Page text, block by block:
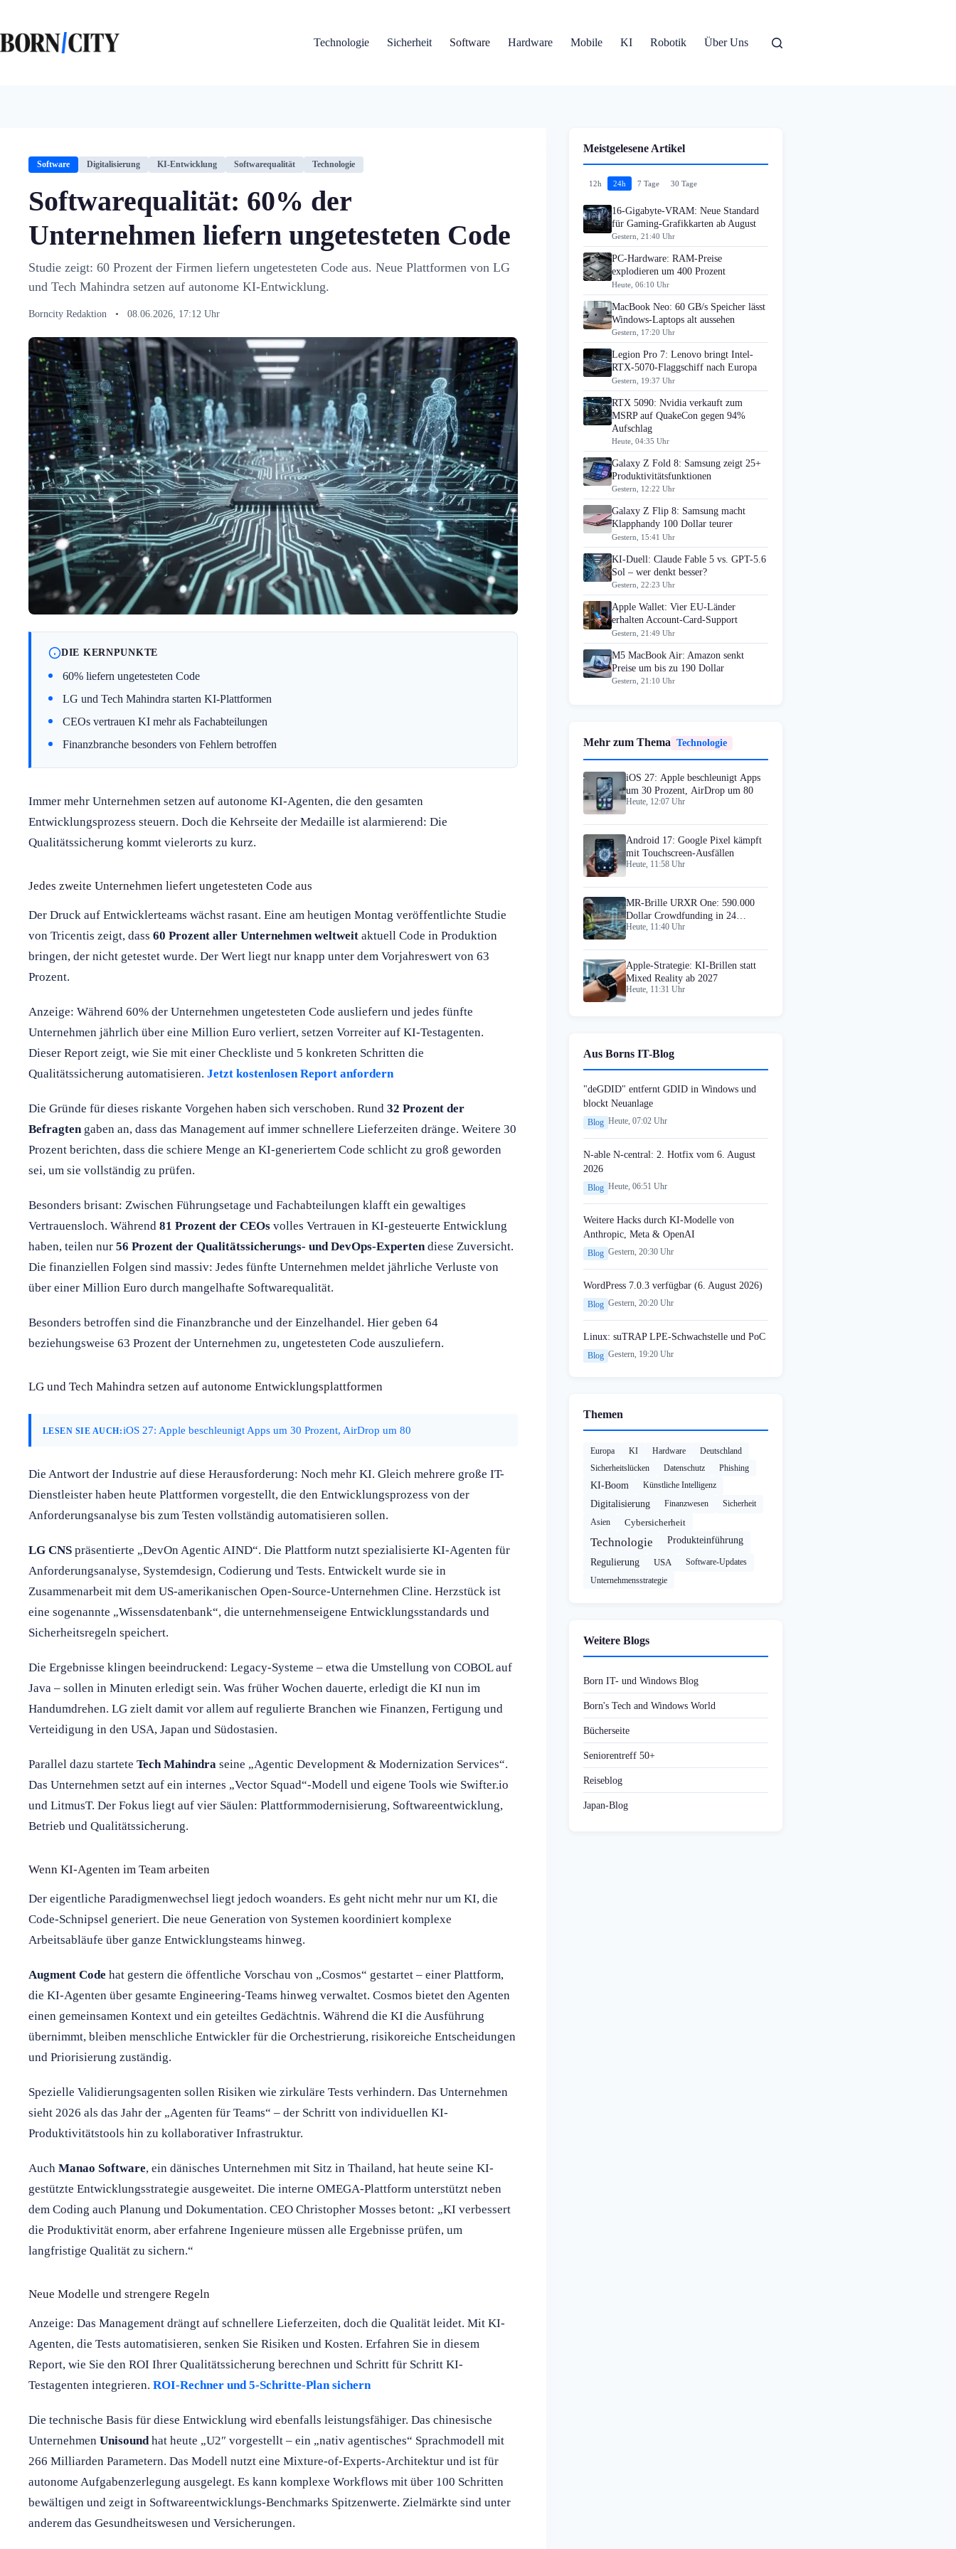
springen
Technologie
Sicherheit Software Hardware Mobile KI Robotik Über Uns
Software Digitalisierung KI-Entwicklung Softwarequalität Technologie
Softwarequalität: 60% der
Unternehmen liefern ungetesteten Code
Studie zeigt: 60 Prozent der Firmen liefern ungetesteten Code aus. Neue Plattformen von LG
und Tech Mahindra setzen auf autonome KI-Entwicklung.
Borncity Redaktion • 08.06.2026, 17:12 Uhr
DIE KERNPUNKTE
60% liefern ungetesteten Code
LG und Tech Mahindra starten KI-Plattformen
CEOs vertrauen KI mehr als Fachabteilungen
Finanzbranche besonders von Fehlern betroffen
Immer mehr Unternehmen setzen auf autonome KI-Agenten, die den gesamten
Entwicklungsprozess steuern. Doch die Kehrseite der Medaille ist alarmierend: Die
Qualitätssicherung kommt vielerorts zu kurz.
Jedes zweite Unternehmen liefert ungetesteten Code aus
Der Druck auf Entwicklerteams wächst rasant. Eine am heutigen Montag veröffentlichte Studie
von Tricentis zeigt, dass 60 Prozent aller Unternehmen weltweit aktuell Code in Produktion
bringen, der nicht getestet wurde. Der Wert liegt nur knapp unter dem Vorjahreswert von 63
Prozent.
Anzeige: Während 60% der Unternehmen ungetesteten Code ausliefern und jedes fünfte
Unternehmen jährlich über eine Million Euro verliert, setzen Vorreiter auf KI-Testagenten.
Dieser Report zeigt, wie Sie mit einer Checkliste und 5 konkreten Schritten die
Qualitätssicherung automatisieren. Jetzt kostenlosen Report anfordern
Die Gründe für dieses riskante Vorgehen haben sich verschoben. Rund 32 Prozent der
Befragten gaben an, dass das Management auf immer schnellere Lieferzeiten dränge. Weitere 30
Prozent berichten, dass die schiere Menge an KI-generiertem Code schlicht zu groß geworden
sei, um sie vollständig zu prüfen.
Besonders brisant: Zwischen Führungsetage und Fachabteilungen klafft ein gewaltiges
Vertrauensloch. Während 81 Prozent der CEOs volles Vertrauen in KI-gesteuerte Entwicklung
haben, teilen nur 56 Prozent der Qualitätssicherungs- und DevOps-Experten diese Zuversicht.
Die finanziellen Folgen sind massiv: Jedes fünfte Unternehmen meldet jährliche Verluste von
über einer Million Euro durch mangelhafte Softwarequalität.
Besonders betroffen sind die Finanzbranche und der Einzelhandel. Hier geben 64
beziehungsweise 63 Prozent der Unternehmen zu, ungetesteten Code auszuliefern.
LG und Tech Mahindra setzen auf autonome Entwicklungsplattformen
LESEN SIE AUCH:iOS 27: Apple beschleunigt Apps um 30 Prozent, AirDrop um 80
Die Antwort der Industrie auf diese Herausforderung: Noch mehr KI. Gleich mehrere große IT-
Dienstleister haben heute Plattformen vorgestellt, die den Entwicklungsprozess von der
Anforderungsanalyse bis zum Testen vollständig automatisieren sollen.
LG CNS präsentierte „DevOn Agentic AIND“. Die Plattform nutzt spezialisierte KI-Agenten für
Anforderungsanalyse, Systemdesign, Codierung und Tests. Entwickelt wurde sie in
Zusammenarbeit mit dem US-amerikanischen Open-Source-Unternehmen Cline. Herzstück ist
eine sogenannte „Wissensdatenbank“, die unternehmenseigene Entwicklungsstandards und
Sicherheitsregeln speichert.
Die Ergebnisse klingen beeindruckend: Legacy-Systeme – etwa die Umstellung von COBOL auf
Java – sollen in Minuten erledigt sein. Was früher Wochen dauerte, erledigt die KI nun im
Handumdrehen. LG zielt damit vor allem auf regulierte Branchen wie Finanzen, Fertigung und
Verteidigung in den USA, Japan und Südostasien.
Parallel dazu startete Tech Mahindra seine „Agentic Development & Modernization Services“.
Das Unternehmen setzt auf ein internes „Vector Squad“-Modell und eigene Tools wie Swifter.io
und LitmusT. Der Fokus liegt auf vier Säulen: Plattformmodernisierung, Softwareentwicklung,
Betrieb und Qualitätssicherung.
Wenn KI-Agenten im Team arbeiten
Der eigentliche Paradigmenwechsel liegt jedoch woanders. Es geht nicht mehr nur um KI, die
Code-Schnipsel generiert. Die neue Generation von Systemen koordiniert komplexe
Arbeitsabläufe über ganze Entwicklungsteams hinweg.
Augment Code hat gestern die öffentliche Vorschau von „Cosmos“ gestartet – einer Plattform,
die KI-Agenten über gesamte Engineering-Teams hinweg verwaltet. Cosmos bietet den Agenten
einen gemeinsamen Kontext und ein geteiltes Gedächtnis. Während die KI die Ausführung
übernimmt, bleiben menschliche Entwickler für die Orchestrierung, risikoreiche Entscheidungen
und Priorisierung zuständig.
Spezielle Validierungsagenten sollen Risiken wie zirkuläre Tests verhindern. Das Unternehmen
sieht 2026 als das Jahr der „Agenten für Teams“ – der Schritt von individuellen KI-
Produktivitätstools hin zu kollaborativer Infrastruktur.
Auch Manao Software, ein dänisches Unternehmen mit Sitz in Thailand, hat heute seine KI-
gestützte Entwicklungsstrategie ausgeweitet. Die interne OMEGA-Plattform unterstützt neben
dem Coding auch Planung und Dokumentation. CEO Christopher Mosses betont: „KI verbessert
die Produktivität enorm, aber erfahrene Ingenieure müssen alle Ergebnisse prüfen, um
langfristige Qualität zu sichern.“
Neue Modelle und strengere Regeln
Anzeige: Das Management drängt auf schnellere Lieferzeiten, doch die Qualität leidet. Mit KI-
Agenten, die Tests automatisieren, senken Sie Risiken und Kosten. Erfahren Sie in diesem
Report, wie Sie den ROI Ihrer Qualitätssicherung berechnen und Schritt für Schritt KI-
Testagenten integrieren. ROI-Rechner und 5-Schritte-Plan sichern
Die technische Basis für diese Entwicklung wird ebenfalls leistungsfähiger. Das chinesische
Unternehmen Unisound hat heute „U2″ vorgestellt – ein „nativ agentisches“ Sprachmodell mit
266 Milliarden Parametern. Das Modell nutzt eine Mixture-of-Experts-Architektur und ist für
autonome Aufgabenzerlegung ausgelegt. Es kann komplexe Workflows mit über 100 Schritten
bewältigen und zeigt in Softwareentwicklungs-Benchmarks Spitzenwerte. Zielmärkte sind unter
anderem das Gesundheitswesen und Versicherungen.
Meistgelesene Artikel
12h 24h 7 Tage 30 Tage
16-Gigabyte-VRAM: Neue Standard
für Gaming-Grafikkarten ab August
Gestern, 21:40 Uhr
PC-Hardware: RAM-Preise
explodieren um 400 Prozent
Heute, 06:10 Uhr
MacBook Neo: 60 GB/s Speicher lässt
Windows-Laptops alt aussehen
Gestern, 17:20 Uhr
Legion Pro 7: Lenovo bringt Intel-
RTX-5070-Flaggschiff nach Europa
Gestern, 19:37 Uhr
RTX 5090: Nvidia verkauft zum
MSRP auf QuakeCon gegen 94%
Aufschlag
Heute, 04:35 Uhr
Galaxy Z Fold 8: Samsung zeigt 25+
Produktivitätsfunktionen
Gestern, 12:22 Uhr
Galaxy Z Flip 8: Samsung macht
Klapphandy 100 Dollar teurer
Gestern, 15:41 Uhr
KI-Duell: Claude Fable 5 vs. GPT-5.6
Sol – wer denkt besser?
Gestern, 22:23 Uhr
Apple Wallet: Vier EU-Länder
erhalten Account-Card-Support
Gestern, 21:49 Uhr
M5 MacBook Air: Amazon senkt
Preise um bis zu 190 Dollar
Gestern, 21:10 Uhr
Mehr zum Thema Technologie
iOS 27: Apple beschleunigt Apps
um 30 Prozent, AirDrop um 80
Heute, 12:07 Uhr
Android 17: Google Pixel kämpft
mit Touchscreen-Ausfällen
Heute, 11:58 Uhr
MR-Brille URXR One: 590.000
Dollar Crowdfunding in 24
Stunden
Heute, 11:40 Uhr
Apple-Strategie: KI-Brillen statt
Mixed Reality ab 2027
Heute, 11:31 Uhr
Aus Borns IT-Blog
"deGDID" entfernt GDID in Windows und
blockt Neuanlage
Blog Heute, 07:02 Uhr
N-able N-central: 2. Hotfix vom 6. August
2026
Blog Heute, 06:51 Uhr
Weitere Hacks durch KI-Modelle von
Anthropic, Meta & OpenAI
Blog Gestern, 20:30 Uhr
WordPress 7.0.3 verfügbar (6. August 2026)
Blog Gestern, 20:20 Uhr
Linux: suTRAP LPE-Schwachstelle und PoC
Blog Gestern, 19:20 Uhr
Themen
Europa KI Hardware
Deutschland
Sicherheitslücken
Datenschutz Phishing
KI-Boom Künstliche Intelligenz
Digitalisierung Finanzwesen
Sicherheit
Asien
Cybersicherheit
Technologie Produkteinführung
Regulierung USA
Software-Updates
Unternehmensstrategie
Weitere Blogs
Born IT- und Windows Blog
Born's Tech and Windows World
Bücherseite
Seniorentreff 50+
Reiseblog
Japan-Blog